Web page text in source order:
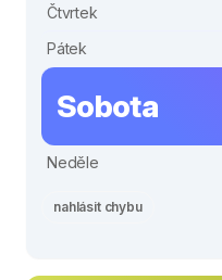
Čtvrtek
Pátek
Sobota
Neděle
nahlásit chybu